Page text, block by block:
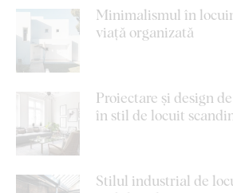
Minimalismul în
viață organizată
Proiectare și design
în stil de locuit
Stilul industrial de